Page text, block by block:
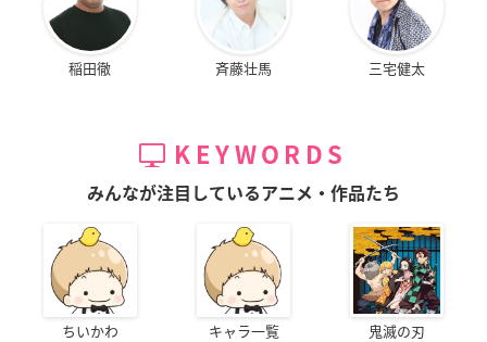
稲田徹 斉藤壮馬 三宅健太
KEYWORDS
みんなが注目しているアニメ・作品たち
ちいかわ キャラ一覧 鬼滅の刃